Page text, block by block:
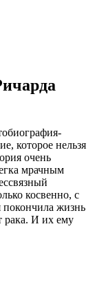
которое нельзя
очень
мрачным
косвенно, с
покончила жизнь
рака. И их ему